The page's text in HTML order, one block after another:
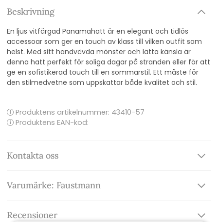
Beskrivning
En ljus vitfärgad Panamahatt är en elegant och tidlös
accessoar som ger en touch av klass till vilken outfit som
helst. Med sitt handvävda mönster och lätta känsla är
denna hatt perfekt för soliga dagar på stranden eller för att
ge en sofistikerad touch till en sommarstil. Ett måste för
den stilmedvetne som uppskattar både kvalitet och stil.
Produktens artikelnummer: 43410-57
Produktens EAN-kod:
Kontakta oss
Varumärke: Faustmann
Recensioner